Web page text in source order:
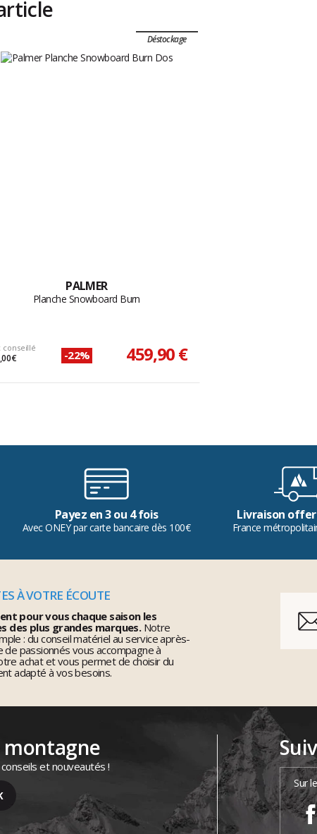
Déstockage
PALMER
Planche Snowboard Burn
conseillé
€ -22% 459,90 €
Payez en 3 ou 4 fois
Avec ONEY par carte bancaire dès 100€
Livraison
France
À VOTRE ÉCOUTE
pour vous chaque saison les
des plus grandes marques.Notre
: du conseil matériel au service après-
passionnés vous accompagne à
achat et vous permet de choisir du
adapté à vos besoins.
montagne
et nouveautés !
Sur